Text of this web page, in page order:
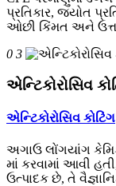
પ્રતિકાર, જ્યોત
ઓછી કિંમત અને
0 3
એન્ટિકોરોસિવ
એન્ટિકોરોસિવ કોટિંગ
અગાઉ લોંગયાંગ
માં કરવામાં આવી
ઉત્પાદક છે, તે